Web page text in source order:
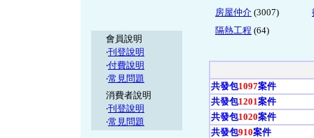
會員說明
‧刊登說明
‧付費說明
‧常見問題
消費者說明
‧刊登說明
‧常見問題
房屋仲介 (3007)
隔熱工程 (64)
共發包1097案件
共發包1201案件
共發包1020案件
共發包910案件